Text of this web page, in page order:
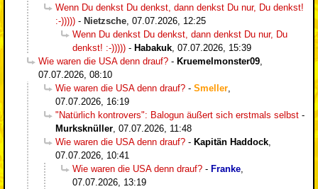
Wenn Du denkst Du denkst, dann denkst Du nur, Du denkst!
:-))))) - Nietzsche 07.07.2026, 12:25
Wenn Du denkst Du denkst, dann denkst Du nur, Du
denkst! :-))))) - Habakuk 07.07.2026, 15:39
Wie waren die USA denn drauf? - Kruemelmonster09
07.07.2026, 08:10
Wie waren die USA denn drauf? - Smeller
07.07.2026, 16:19
"Natürlich kontrovers": Balogun äußert sich erstmals selbst -
Murksknüller 07.07.2026, 11:48
Wie waren die USA denn drauf? - Kapitän Haddock
07.07.2026, 10:41
Wie waren die USA denn drauf? - Franke
07.07.2026, 13:19